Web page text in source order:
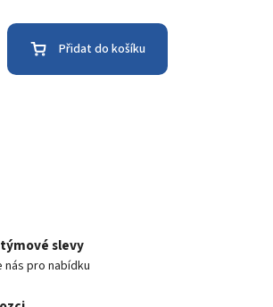
Přidat do košíku
slevy
pro nabídku